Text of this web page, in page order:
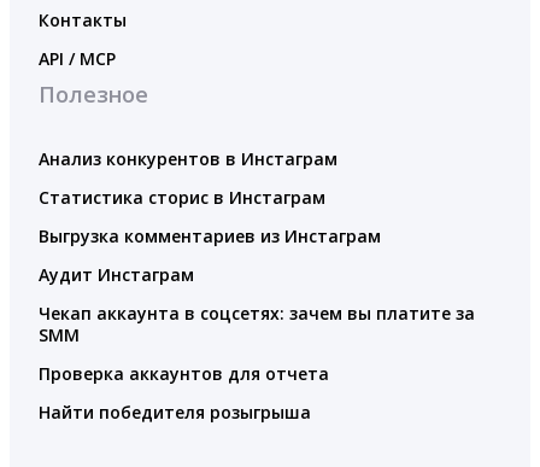
Контакты
API / MCP
Полезное
Анализ конкурентов в Инстаграм
Статистика сторис в Инстаграм
Выгрузка комментариев из Инстаграм
Аудит Инстаграм
Чекап аккаунта в соцсетях: зачем вы платите за
SMM
Проверка аккаунтов для отчета
Найти победителя розыгрыша